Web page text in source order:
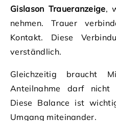
Gislason Traueranzeige,
nehmen. Trauer
Kontakt. Diese
verständlich.
Gleichzeitig braucht
Anteilnahme darf nicht
Diese Balance ist
Umgang miteinander.